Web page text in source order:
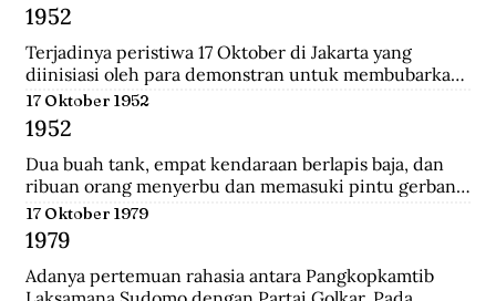
1952
Terjadinya peristiwa 17 Oktober di Jakarta yang
diinisiasi oleh para demonstran untuk membubarkan
Parlemen Indonesia akibat korupsi yang meluas dan
memburuk di Indonesia.
17 Oktober 1952
1952
Dua buah tank, empat kendaraan berlapis baja, dan
ribuan orang menyerbu dan memasuki pintu gerbang
Istana Merdeka, kediaman Presiden Sukarno. Mereka
berkerumun dan menggelar spanduk yang
bertuliskan "Bubarkan Parlemen"!.
17 Oktober 1979
1979
Adanya pertemuan rahasia antara Pangkopkamtib